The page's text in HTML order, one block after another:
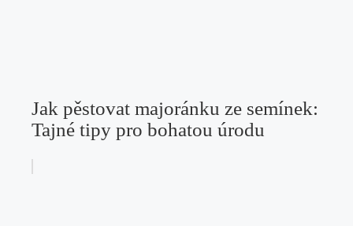
Jak pěstovat majoránku ze semínek:
Tajné tipy pro bohatou úrodu